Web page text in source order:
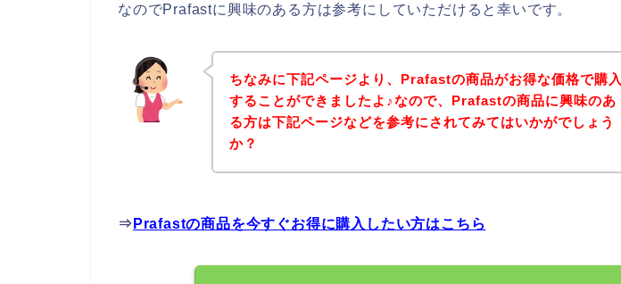
なのでPrafastに興味のある方は参考にしていただけると幸いです。
ちなみに下記ページより、Prafastの商品がお得な価格で購入
することができましたよ♪なので、Prafastの商品に興味のあ
る方は下記ページなどを参考にされてみてはいかがでしょう
か？
⇒ Prafastの商品を今すぐお得に購入したい方はこちら